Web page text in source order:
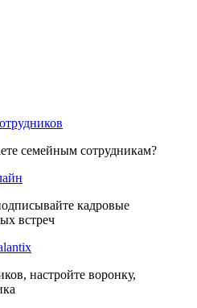
семейным сотрудникам?
кадровые
встреч
настройте воронку,